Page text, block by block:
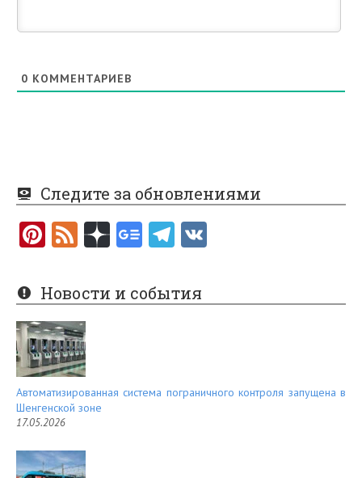
0 КОММЕНТАРИЕВ
Следите за обновлениями
Pi
er
es
t
F
e
d
Новости и события
Автоматизированная система пограничного контроля запущена в
Шенгенской зоне
17.05.2026